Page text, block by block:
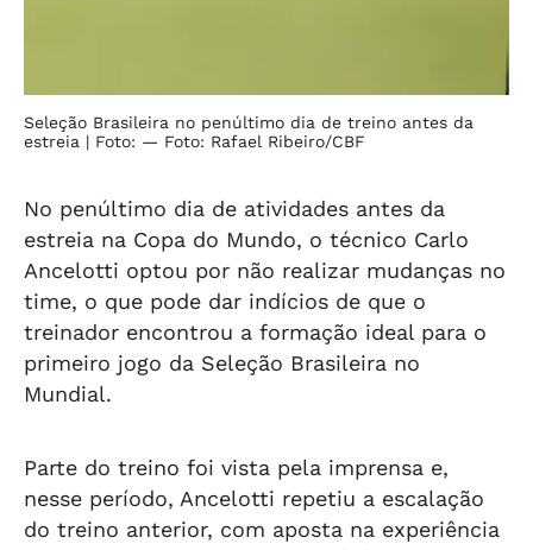
Seleção Brasileira no penúltimo dia de treino antes da
estreia | Foto: — Foto: Rafael Ribeiro/CBF
No penúltimo dia de atividades antes da
estreia na Copa do Mundo, o técnico Carlo
Ancelotti optou por não realizar mudanças no
time, o que pode dar indícios de que o
treinador encontrou a formação ideal para o
primeiro jogo da Seleção Brasileira no
Mundial.
Parte do treino foi vista pela imprensa e,
nesse período, Ancelotti repetiu a escalação
do treino anterior, com aposta na experiência